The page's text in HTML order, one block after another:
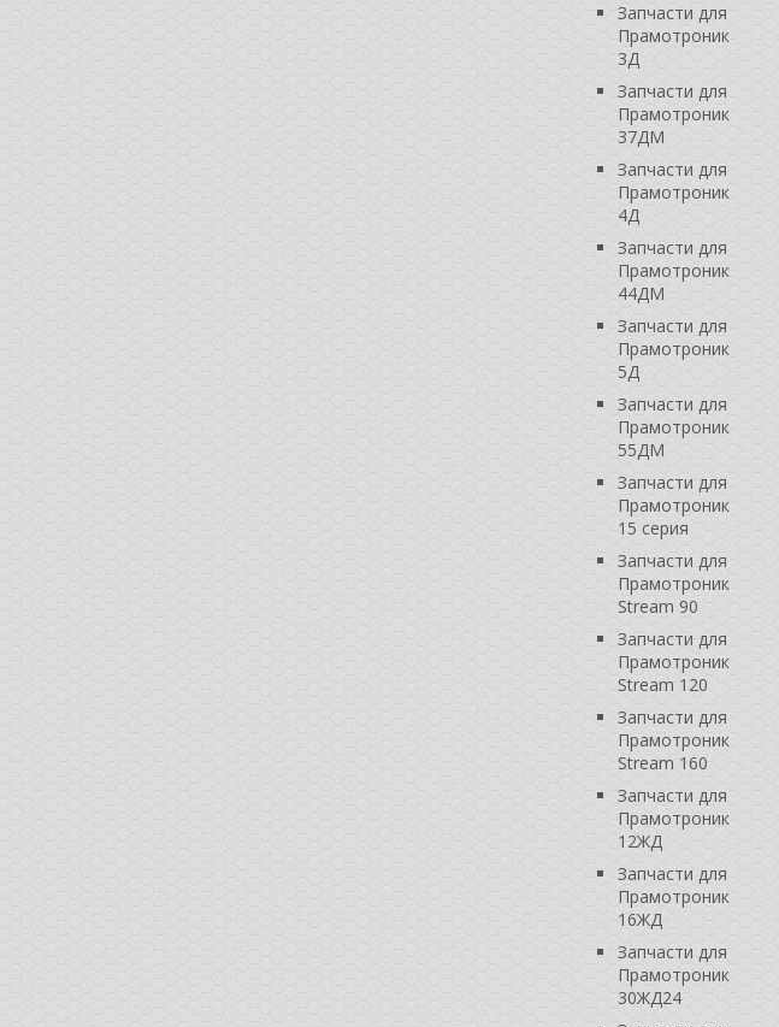
Запчасти для
Прамотроник
3Д
Запчасти для
Прамотроник
37ДМ
Запчасти для
Прамотроник
4Д
Запчасти для
Прамотроник
44ДМ
Запчасти для
Прамотроник
5Д
Запчасти для
Прамотроник
55ДМ
Запчасти для
Прамотроник
15 серия
Запчасти для
Прамотроник
Stream 90
Запчасти для
Прамотроник
Stream 120
Запчасти для
Прамотроник
Stream 160
Запчасти для
Прамотроник
12ЖД
Запчасти для
Прамотроник
16ЖД
Запчасти для
Прамотроник
30ЖД24